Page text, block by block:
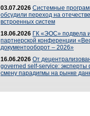
03.07.2026 Системные
обсудили переход на
встроенных систем
18.06.2026 ГК «ЭОС» подвела
партнерской конференции
документооборот – 2026»
16.06.2026 От
governed self-service: эксперты
смену парадигмы на рынке